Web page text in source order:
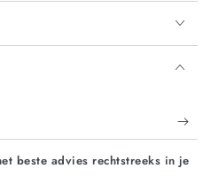
beste advies rechtstreeks in je